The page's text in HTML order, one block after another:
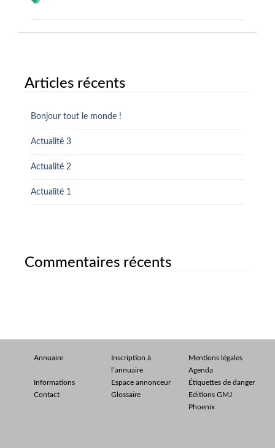
Articles récents
Bonjour tout le monde !
Actualité 3
Actualité 2
Actualité 1
Commentaires récents
Annuaire
Inscription à
l’annuaire
Mentions légales
Agenda
Informations
Espace annonceur
Étiquettes de danger
Contact
Glossaire
Editions GMJ
Phoenix